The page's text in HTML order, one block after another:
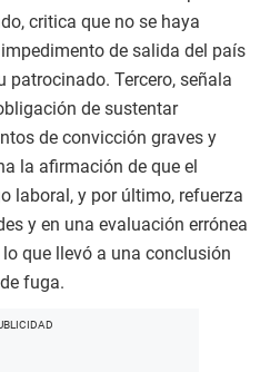
critica que no se haya
de salida del país
patrocinado. Tercero, señala
de sustentar
de convicción graves y
la afirmación de que el
laboral, y por último, refuerza
y en una evaluación errónea
que llevó a una conclusión
fuga.